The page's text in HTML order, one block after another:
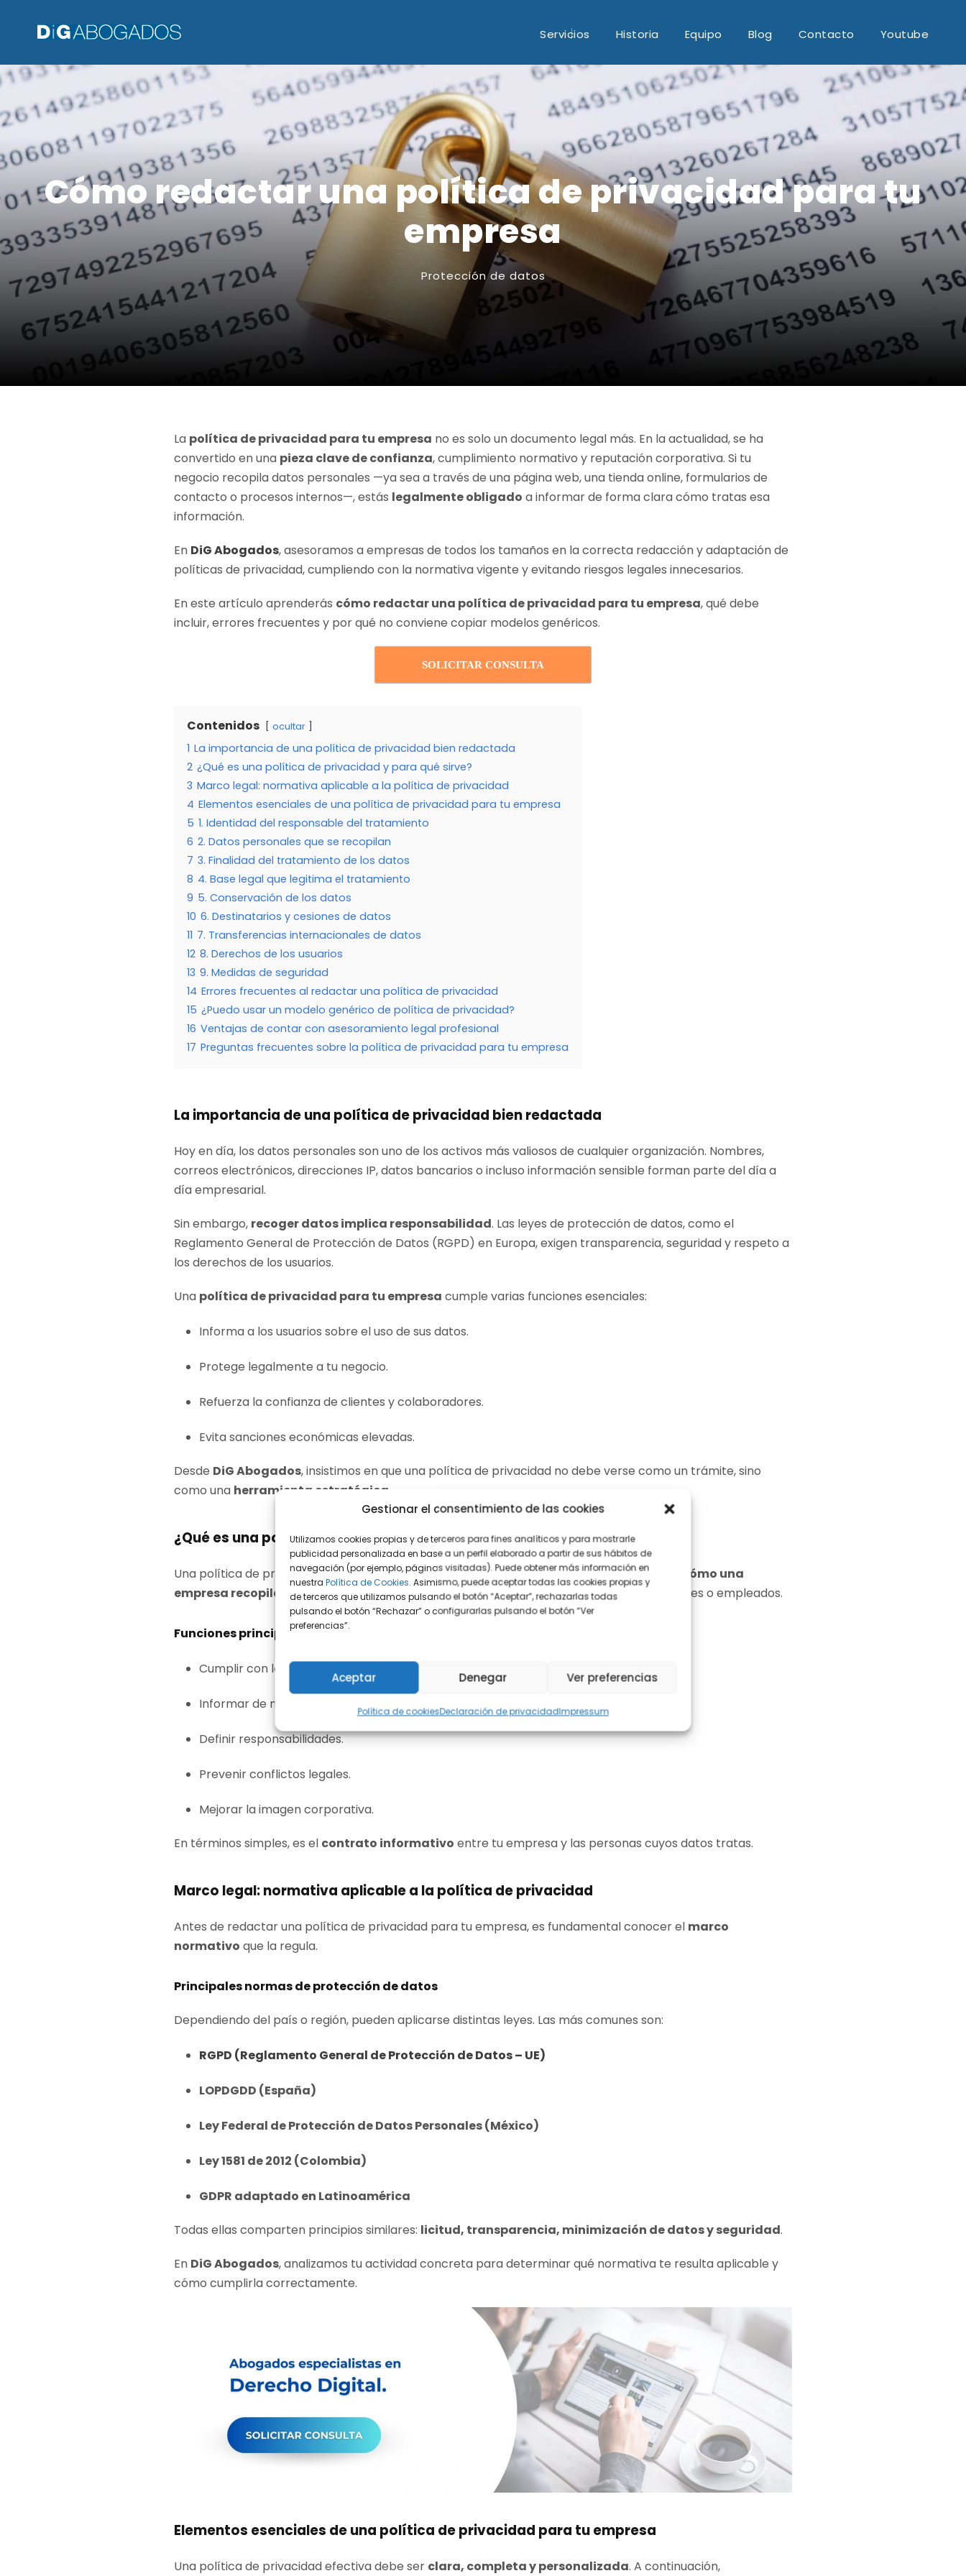
Gestionar el consentimiento de las cookies
Utilizamos cookies propias y de terceros para fines analíticos y para mostrarle
publicidad personalizada en base a un perfil elaborado a partir de sus hábitos de
navegación (por ejemplo, páginas visitadas). Puede obtener más información en
nuestra Política de Cookies. Asimismo, puede aceptar todas las cookies propias y
de terceros que utilizamos pulsando el botón “Aceptar”, rechazarlas todas
pulsando el botón “Rechazar” o configurarlas pulsando el botón “Ver
preferencias”.
Aceptar Denegar Ver preferencias
Política de cookiesDeclaración de privacidadImpressum
Servicios Historia Equipo Blog Contacto Youtube
Cómo redactar una política de privacidad para tu
empresa
Protección de datos
La política de privacidad para tu empresa no es solo un documento legal más. En la actualidad, se ha
convertido en una pieza clave de confianza, cumplimiento normativo y reputación corporativa. Si tu
negocio recopila datos personales —ya sea a través de una página web, una tienda online, formularios de
contacto o procesos internos—, estás legalmente obligado a informar de forma clara cómo tratas esa
información.
En DiG Abogados, asesoramos a empresas de todos los tamaños en la correcta redacción y adaptación de
políticas de privacidad, cumpliendo con la normativa vigente y evitando riesgos legales innecesarios.
En este artículo aprenderás cómo redactar una política de privacidad para tu empresa, qué debe
incluir, errores frecuentes y por qué no conviene copiar modelos genéricos.
SOLICITAR CONSULTA
Contenidos ocultar
1 La importancia de una política de privacidad bien redactada
2 ¿Qué es una política de privacidad y para qué sirve?
3 Marco legal: normativa aplicable a la política de privacidad
4 Elementos esenciales de una política de privacidad para tu empresa
5 1. Identidad del responsable del tratamiento
6 2. Datos personales que se recopilan
7 3. Finalidad del tratamiento de los datos
8 4. Base legal que legitima el tratamiento
9 5. Conservación de los datos
10 6. Destinatarios y cesiones de datos
11 7. Transferencias internacionales de datos
12 8. Derechos de los usuarios
13 9. Medidas de seguridad
14 Errores frecuentes al redactar una política de privacidad
15 ¿Puedo usar un modelo genérico de política de privacidad?
16 Ventajas de contar con asesoramiento legal profesional
17 Preguntas frecuentes sobre la política de privacidad para tu empresa
La importancia de una política de privacidad bien redactada
Hoy en día, los datos personales son uno de los activos más valiosos de cualquier organización. Nombres,
correos electrónicos, direcciones IP, datos bancarios o incluso información sensible forman parte del día a
día empresarial.
Sin embargo, recoger datos implica responsabilidad. Las leyes de protección de datos, como el
Reglamento General de Protección de Datos (RGPD) en Europa, exigen transparencia, seguridad y respeto a
los derechos de los usuarios.
Una política de privacidad para tu empresa cumple varias funciones esenciales:
Informa a los usuarios sobre el uso de sus datos.
Protege legalmente a tu negocio.
Refuerza la confianza de clientes y colaboradores.
Evita sanciones económicas elevadas.
Desde DiG Abogados, insistimos en que una política de privacidad no debe verse como un trámite, sino
como una herramienta estratégica
¿Qué es una política de privacidad y para qué sirve?
Una política de privacidad es un documento legal que explica, de forma clara y accesible,
cómo una
empresa recopila, utiliza, almacena y protege los datos personalesde usuarios, clientes o empleados.
Funciones principales de una política de privacidad
Cumplir con la normativa de protección de datos.
Informar de manera transparente.
Definir responsabilidades.
Prevenir conflictos legales.
Mejorar la imagen corporativa.
En términos simples, es el contrato informativo entre tu empresa y las personas cuyos datos tratas.
Marco legal: normativa aplicable a la política de privacidad
Antes de redactar una política de privacidad para tu empresa, es fundamental conocer el marco
normativo que la regula.
Principales normas de protección de datos
Dependiendo del país o región, pueden aplicarse distintas leyes. Las más comunes son:
RGPD (Reglamento General de Protección de Datos – UE)
LOPDGDD (España)
Ley Federal de Protección de Datos Personales (México)
Ley 1581 de 2012 (Colombia)
GDPR adaptado en Latinoamérica
Todas ellas comparten principios similares: licitud, transparencia, minimización de datos y seguridad.
En DiG Abogados, analizamos tu actividad concreta para determinar qué normativa te resulta aplicable y
cómo cumplirla correctamente.
Elementos esenciales de una política de privacidad para tu empresa
Una política de privacidad efectiva debe ser clara, completa y personalizada. A continuación,